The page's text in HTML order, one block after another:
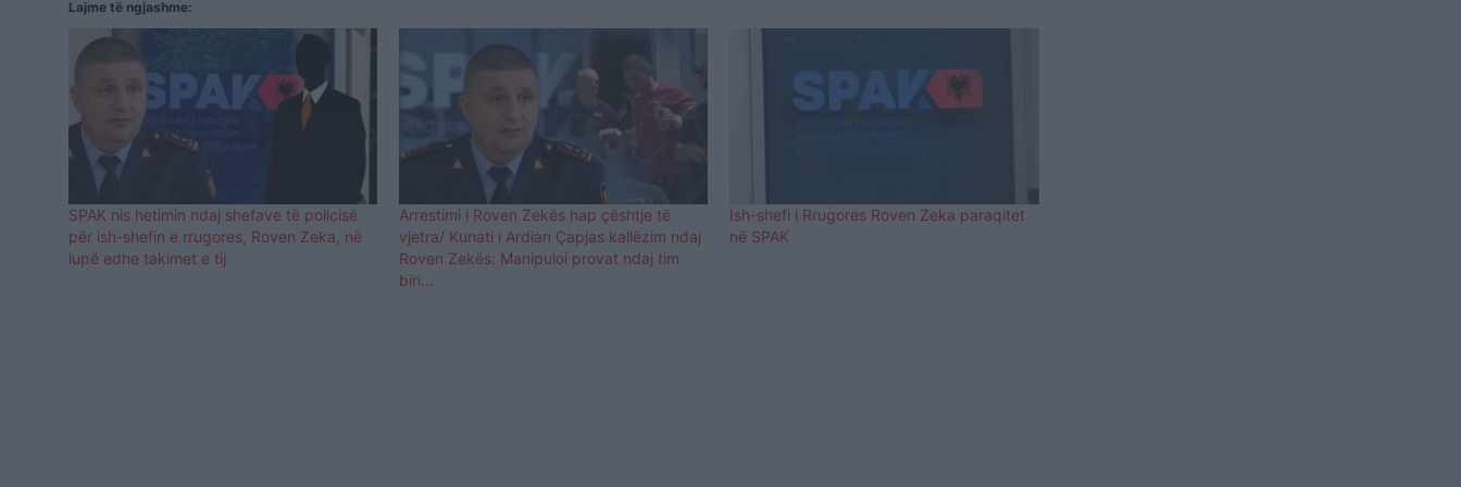
Lajme të ngjashme:
SPAK nis hetimin ndaj shefave të policisë
për ish-shefin e rrugores, Roven Zeka, në
lupë edhe takimet e tij
Arrestimi i Roven Zekës hap çështje të
vjetra/ Kunati i Ardian Çapjas kallëzim ndaj
Roven Zekës: Manipuloi provat ndaj tim
biri…
Ish-shefi i Rrugores Roven Zeka paraqitet
në SPAK